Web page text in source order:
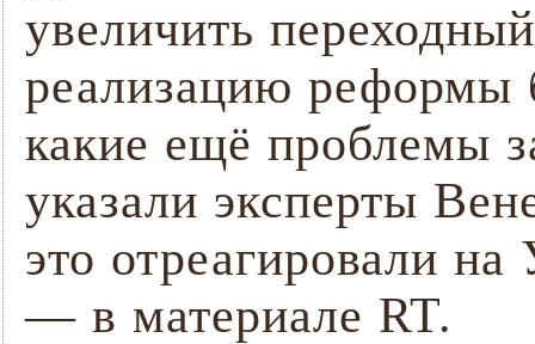
увеличить
реализацию реформы
какие ещё проблемы
указали эксперты
это отреагировали
— в материале RT.